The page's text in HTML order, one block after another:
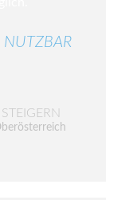
NUTZBAR